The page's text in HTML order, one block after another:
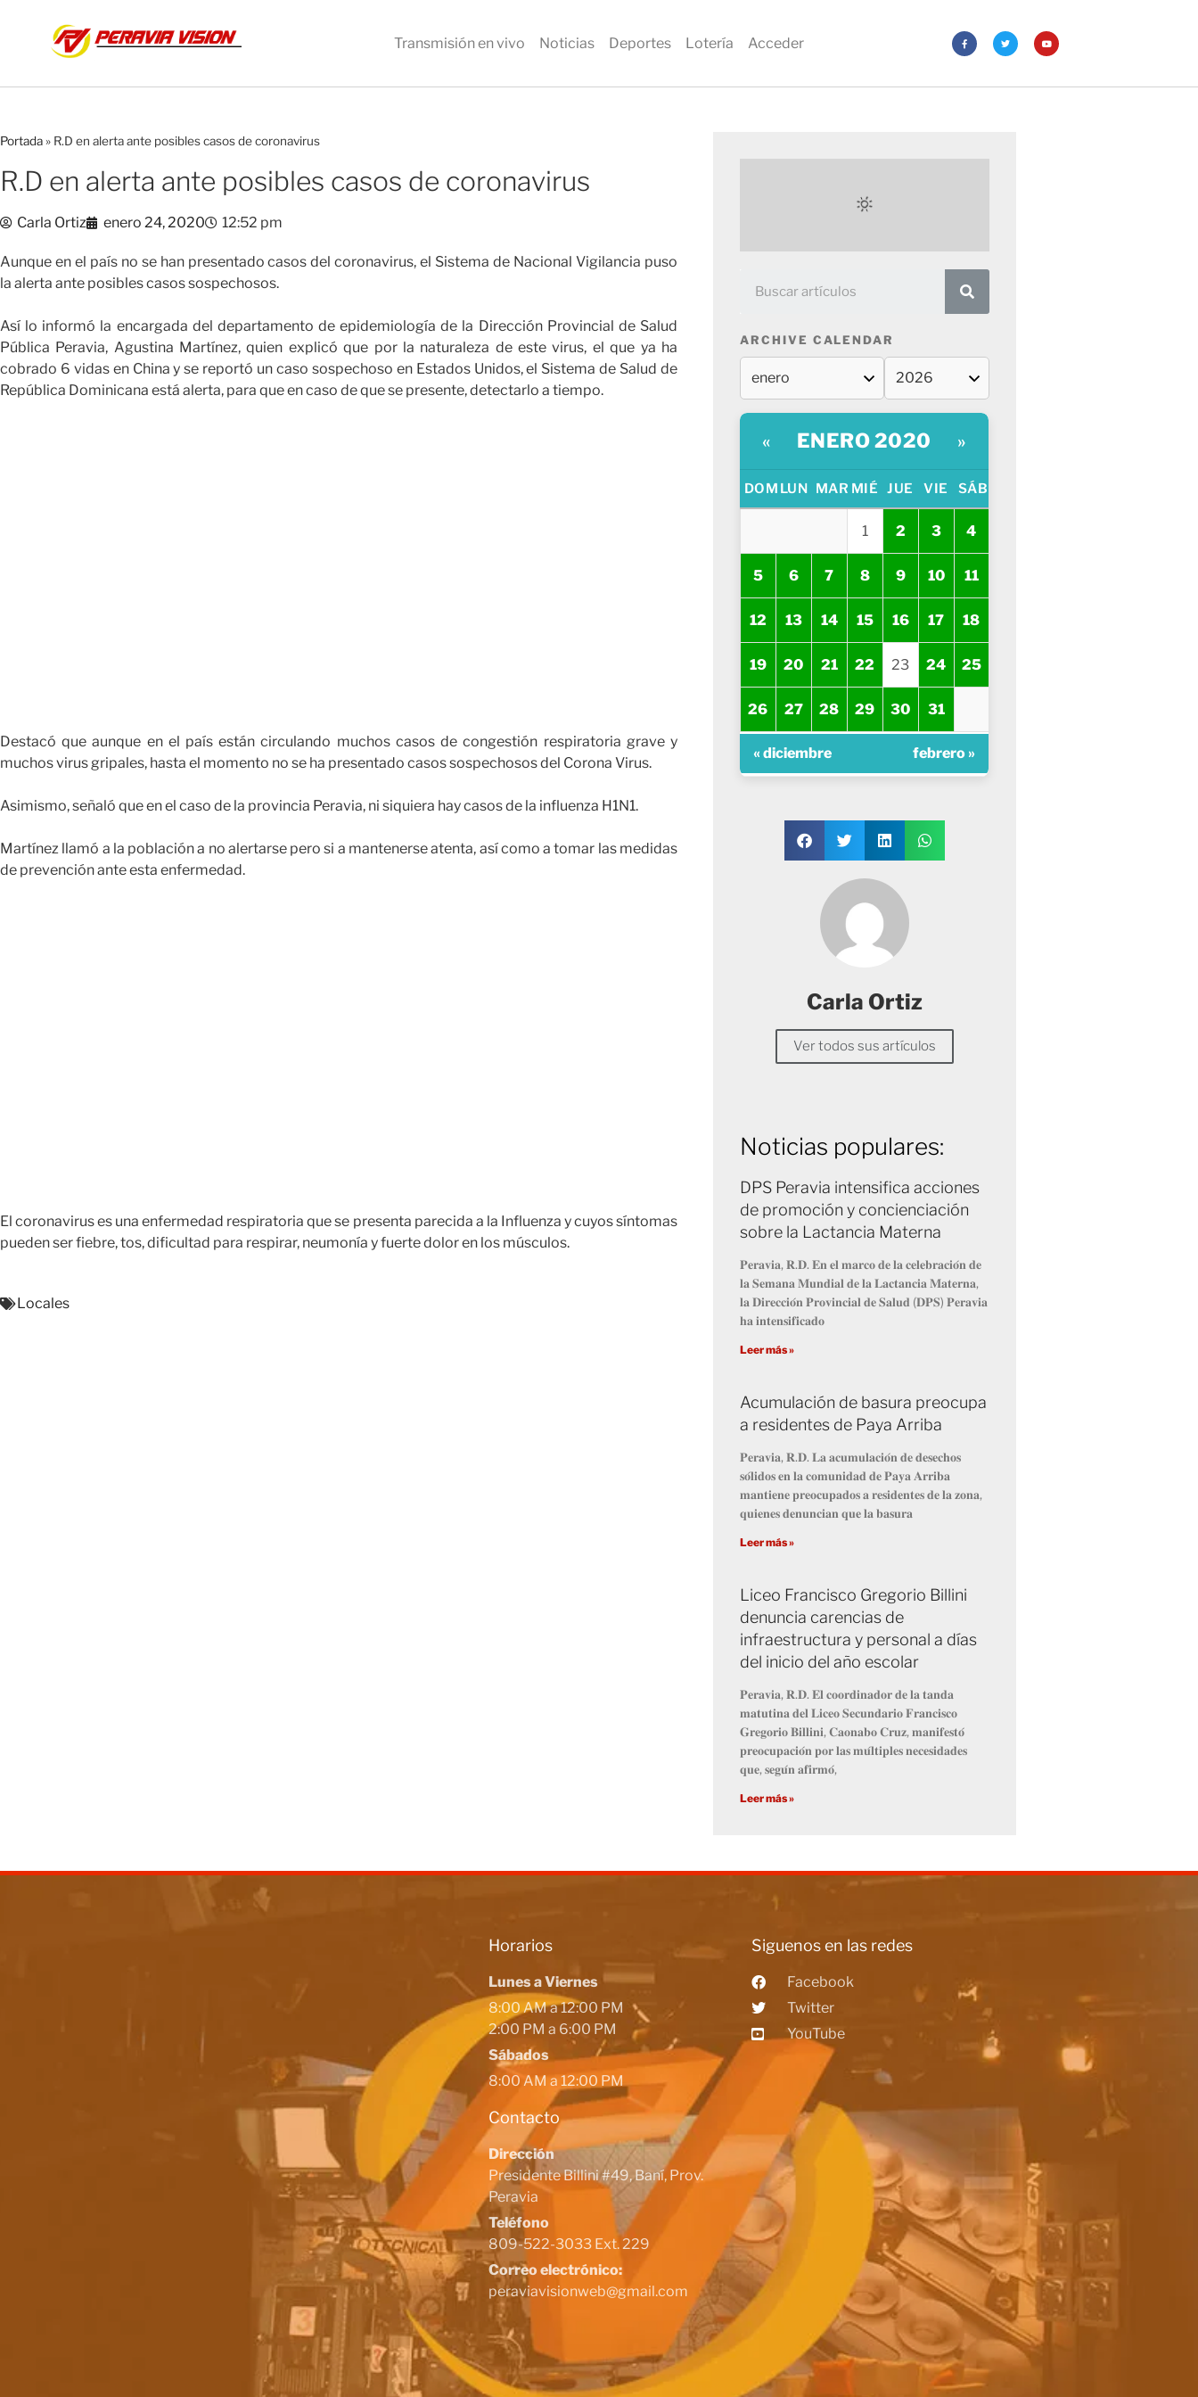
Transmisión en vivo Noticias Deportes Lotería Acceder
Portada» R.D en alerta ante posibles casos de coronavirus
R.D en alerta ante posibles casos de coronavirus
Carla Ortiz enero 24, 2020 12:52 pm
Aunque en el país no se han presentado casos del coronavirus, el Sistema de Nacional Vigilancia puso
la alerta ante posibles casos sospechosos.
Así lo informó la encargada del departamento de epidemiología de la Dirección Provincial de Salud
Pública Peravia, Agustina Martínez, quien explicó que por la naturaleza de este virus, el que ya ha
cobrado 6 vidas en China y se reportó un caso sospechoso en Estados Unidos, el Sistema de Salud de
República Dominicana está alerta, para que en caso de que se presente, detectarlo a tiempo.
Destacó que aunque en el país están circulando muchos casos de congestión respiratoria grave y
muchos virus gripales, hasta el momento no se ha presentado casos sospechosos del Corona Virus.
Asimismo, señaló que en el caso de la provincia Peravia, ni siquiera hay casos de la influenza H1N1.
Martínez llamó a la población a no alertarse pero si a mantenerse atenta, así como a tomar las medidas
de prevención ante esta enfermedad.
El coronavirus es una enfermedad respiratoria que se presenta parecida a la Influenza y cuyos síntomas
pueden ser fiebre, tos, dificultad para respirar, neumonía y fuerte dolor en los músculos.
Locales
ARCHIVE CALENDAR
« ENERO 2020 »
DOM LUN MAR MIÉ JUE VIE SÁB
1 2 3 4
5 6 7 8 9 10 11
12 13 14 15 16 17 18
19 20 21 22 23 24 25
26 27 28 29 30 31
« diciembre febrero »
Carla Ortiz
Ver todos sus artículos
Noticias populares:
DPS Peravia intensifica acciones
de promoción y concienciación
sobre la Lactancia Materna
𝐏𝐞𝐫𝐚𝐯𝐢𝐚, 𝐑.𝐃. 𝐄𝐧 𝐞𝐥 𝐦𝐚𝐫𝐜𝐨 𝐝𝐞 𝐥𝐚 𝐜𝐞𝐥𝐞𝐛𝐫𝐚𝐜𝐢𝐨́𝐧 𝐝𝐞
𝐥𝐚 𝐒𝐞𝐦𝐚𝐧𝐚 𝐌𝐮𝐧𝐝𝐢𝐚𝐥 𝐝𝐞 𝐥𝐚 𝐋𝐚𝐜𝐭𝐚𝐧𝐜𝐢𝐚 𝐌𝐚𝐭𝐞𝐫𝐧𝐚,
𝐥𝐚 𝐃𝐢𝐫𝐞𝐜𝐜𝐢𝐨́𝐧 𝐏𝐫𝐨𝐯𝐢𝐧𝐜𝐢𝐚𝐥 𝐝𝐞 𝐒𝐚𝐥𝐮𝐝 (𝐃𝐏𝐒) 𝐏𝐞𝐫𝐚𝐯𝐢𝐚
𝐡𝐚 𝐢𝐧𝐭𝐞𝐧𝐬𝐢𝐟𝐢𝐜𝐚𝐝𝐨
Leer más »
Acumulación de basura preocupa
a residentes de Paya Arriba
𝐏𝐞𝐫𝐚𝐯𝐢𝐚, 𝐑.𝐃. 𝐋𝐚 𝐚𝐜𝐮𝐦𝐮𝐥𝐚𝐜𝐢𝐨́𝐧 𝐝𝐞 𝐝𝐞𝐬𝐞𝐜𝐡𝐨𝐬
𝐬𝐨́𝐥𝐢𝐝𝐨𝐬 𝐞𝐧 𝐥𝐚 𝐜𝐨𝐦𝐮𝐧𝐢𝐝𝐚𝐝 𝐝𝐞 𝐏𝐚𝐲𝐚 𝐀𝐫𝐫𝐢𝐛𝐚
𝐦𝐚𝐧𝐭𝐢𝐞𝐧𝐞 𝐩𝐫𝐞𝐨𝐜𝐮𝐩𝐚𝐝𝐨𝐬 𝐚 𝐫𝐞𝐬𝐢𝐝𝐞𝐧𝐭𝐞𝐬 𝐝𝐞 𝐥𝐚 𝐳𝐨𝐧𝐚,
𝐪𝐮𝐢𝐞𝐧𝐞𝐬 𝐝𝐞𝐧𝐮𝐧𝐜𝐢𝐚𝐧 𝐪𝐮𝐞 𝐥𝐚 𝐛𝐚𝐬𝐮𝐫𝐚
Leer más »
Liceo Francisco Gregorio Billini
denuncia carencias de
infraestructura y personal a días
del inicio del año escolar
𝐏𝐞𝐫𝐚𝐯𝐢𝐚, 𝐑.𝐃. 𝐄𝐥 𝐜𝐨𝐨𝐫𝐝𝐢𝐧𝐚𝐝𝐨𝐫 𝐝𝐞 𝐥𝐚 𝐭𝐚𝐧𝐝𝐚
𝐦𝐚𝐭𝐮𝐭𝐢𝐧𝐚 𝐝𝐞𝐥 𝐋𝐢𝐜𝐞𝐨 𝐒𝐞𝐜𝐮𝐧𝐝𝐚𝐫𝐢𝐨 𝐅𝐫𝐚𝐧𝐜𝐢𝐬𝐜𝐨
𝐆𝐫𝐞𝐠𝐨𝐫𝐢𝐨 𝐁𝐢𝐥𝐥𝐢𝐧𝐢, 𝐂𝐚𝐨𝐧𝐚𝐛𝐨 𝐂𝐫𝐮𝐳, 𝐦𝐚𝐧𝐢𝐟𝐞𝐬𝐭𝐨́
𝐩𝐫𝐞𝐨𝐜𝐮𝐩𝐚𝐜𝐢𝐨́𝐧 𝐩𝐨𝐫 𝐥𝐚𝐬 𝐦𝐮́𝐥𝐭𝐢𝐩𝐥𝐞𝐬 𝐧𝐞𝐜𝐞𝐬𝐢𝐝𝐚𝐝𝐞𝐬
𝐪𝐮𝐞, 𝐬𝐞𝐠𝐮́𝐧 𝐚𝐟𝐢𝐫𝐦𝐨́,
Leer más »
Horarios
Lunes a Viernes
8:00 AM a 12:00 PM
2:00 PM a 6:00 PM
Sábados
8:00 AM a 12:00 PM
Contacto
Dirección
Presidente Billini #49, Baní, Prov.
Peravia
Teléfono
809-522-3033 Ext. 229
Correo electrónico:
peraviavisionweb@gmail.com
Siguenos en las redes
Facebook
Twitter
YouTube